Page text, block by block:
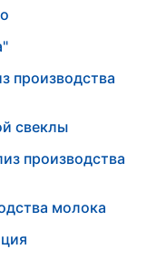
производства
свеклы
производства
молока